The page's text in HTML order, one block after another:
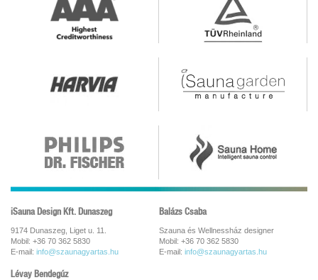
iSauna Design Kft. Dunaszeg
9174 Dunaszeg, Liget u. 11.
Mobil: +36 70 362 5830
E-mail: info@szaunagyartas.hu
Balázs Csaba
Szauna és Wellnessház designer
Mobil: +36 70 362 5830
E-mail: info@szaunagyartas.hu
Lévay Bendegúz